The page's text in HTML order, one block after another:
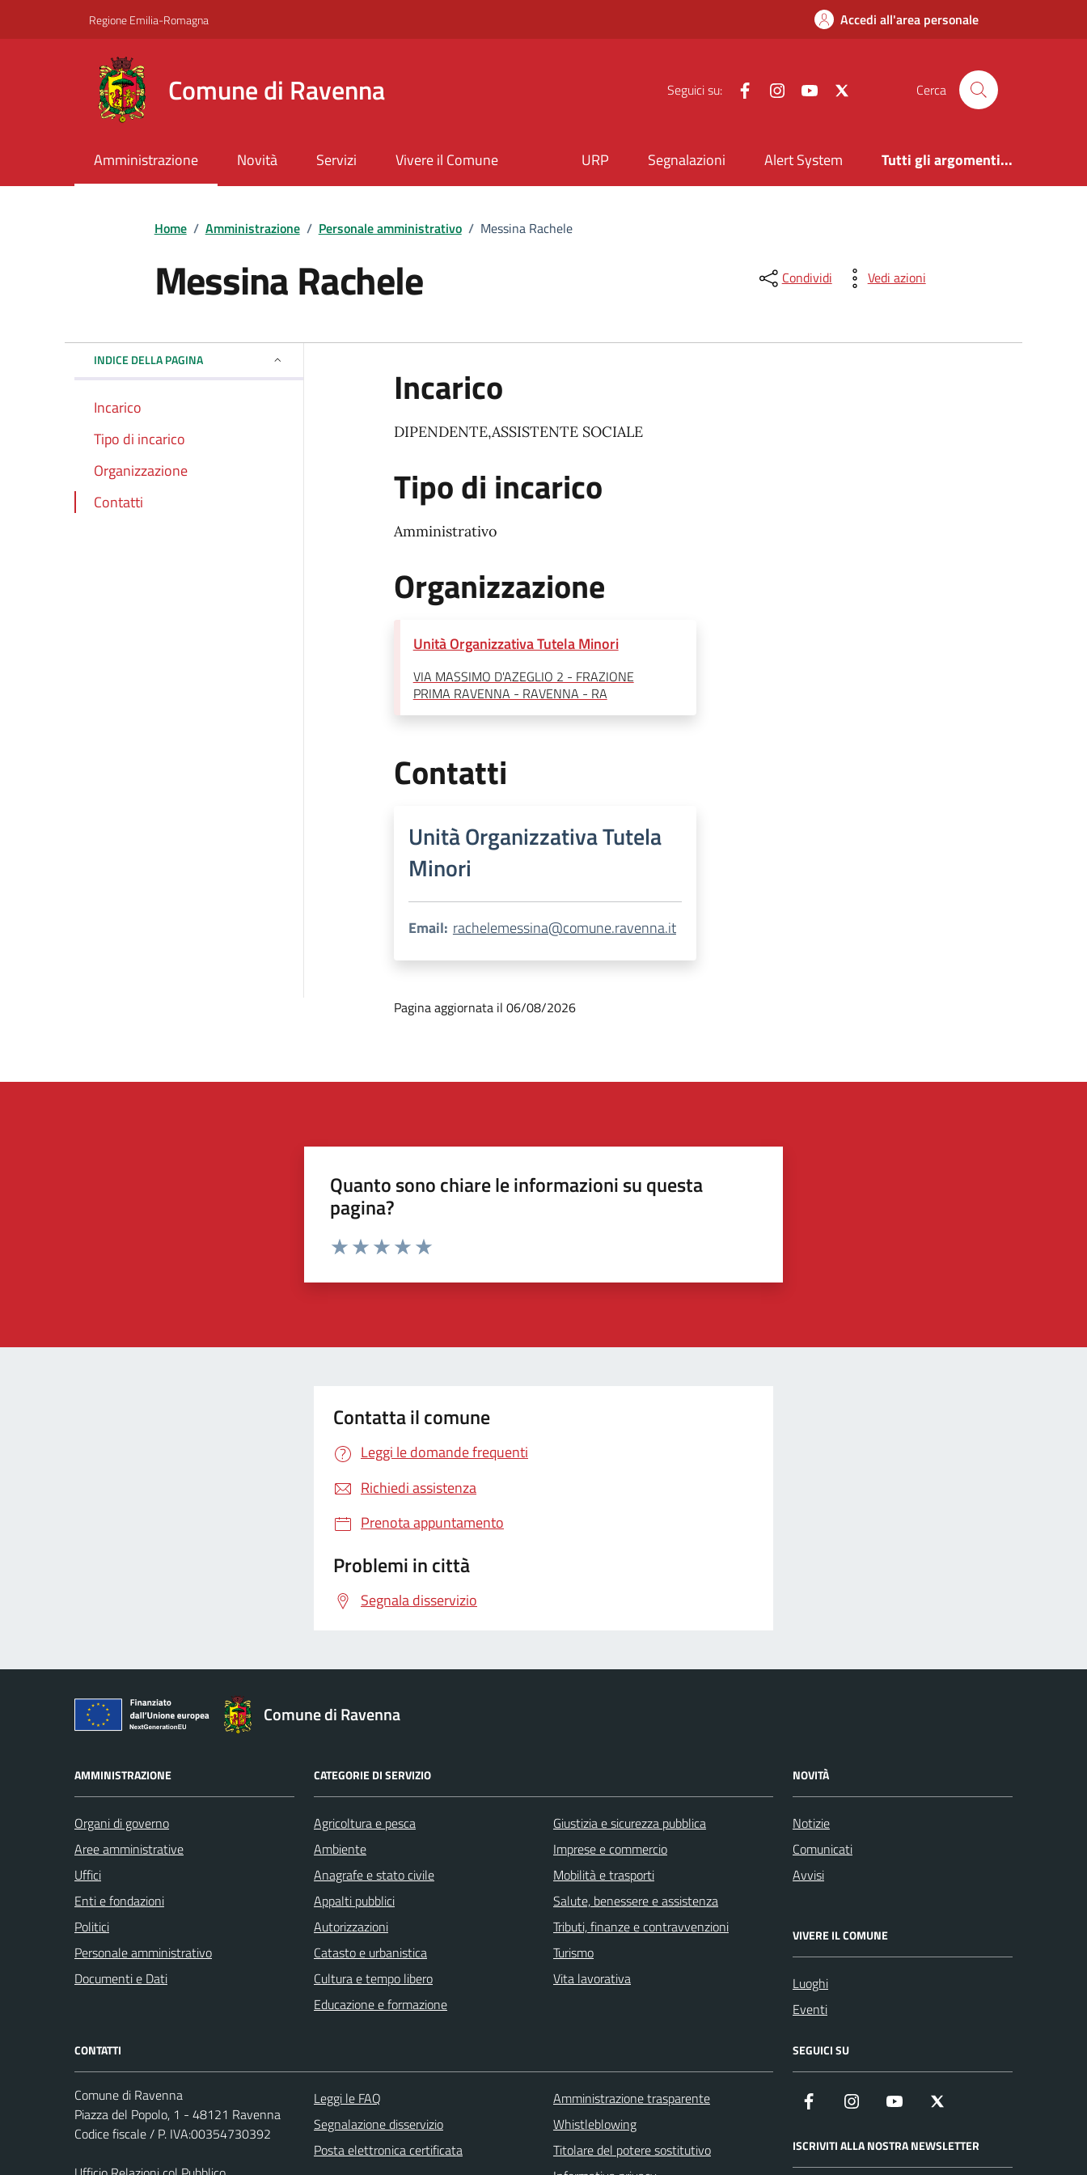
Regione Emilia-Romagna Accedi all'area personale
Comune di Ravenna Seguici su: FacebookInstagramYouTube Cerca
Amministrazione Novità Servizi Vivere il Comune URP Segnalazioni Alert System Tutti gli argomenti...
Home / Amministrazione / Personale amministrativo / Messina Rachele
Messina Rachele Condividi Vedi azioni
INDICE DELLA PAGINA
Incarico
Tipo di incarico
Organizzazione
Contatti
Incarico
DIPENDENTE,ASSISTENTE SOCIALE
Tipo di incarico
Amministrativo
Organizzazione
Unità Organizzativa Tutela Minori
VIA MASSIMO D'AZEGLIO 2 - FRAZIONE
PRIMA RAVENNA - RAVENNA - RA
Contatti
Unità Organizzativa Tutela
Minori
Email: rachelemessina@comune.ravenna.it
Pagina aggiornata il 06/08/2026
Quanto sono chiare le informazioni su questa
pagina?
Contatta il comune
Leggi le domande frequenti
Richiedi assistenza
Prenota appuntamento
Problemi in città
Segnala disservizio
Comune di Ravenna
AMMINISTRAZIONE
Organi di governo
Aree amministrative
Uffici
Enti e fondazioni
Politici
Personale amministrativo
Documenti e Dati
CATEGORIE DI SERVIZIO
Agricoltura e pesca
Ambiente
Anagrafe e stato civile
Appalti pubblici
Autorizzazioni
Catasto e urbanistica
Cultura e tempo libero
Educazione e formazione
Giustizia e sicurezza pubblica
Imprese e commercio
Mobilità e trasporti
Salute, benessere e assistenza
Tributi, finanze e contravvenzioni
Turismo
Vita lavorativa
NOVITÀ
Notizie
Comunicati
Avvisi
VIVERE IL COMUNE
Luoghi
Eventi
CONTATTI
Comune di Ravenna
Piazza del Popolo, 1 - 48121 Ravenna
Codice fiscale / P. IVA:00354730392
Leggi le FAQ
Segnalazione disservizio
Posta elettronica certificata
Amministrazione trasparente
Whistleblowing
Titolare del potere sostitutivo
SEGUICI SU
Facebook Instagram YouTube
ISCRIVITI ALLA NOSTRA NEWSLETTER